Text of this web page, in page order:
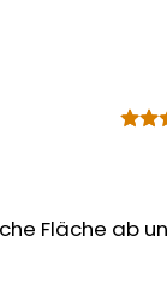
Fläche ab